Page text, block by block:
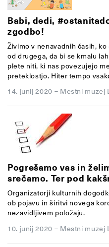
Babi, dedi,
zgodbo!
Živimo v nenavadnih časih,
od drugega, da bi se kmalu
plete niti, ki nas povezujejo
preteklostjo. Hiter tempo
14. junij 2020 – Mestni muzej
Pogrešamo vas in
srečamo. Ter pod
Organizatorji kulturnih
ob pojavu in širitvi novega
nezavidljivem položaju.
10. junij 2020 – Mestni muzej